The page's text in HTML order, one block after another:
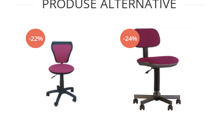
PRODUSE ALTERNATIVE
-22% -24%